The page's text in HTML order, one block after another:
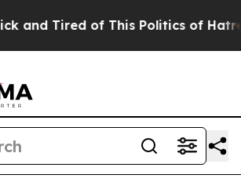
Tired of This Politics of Hatred”